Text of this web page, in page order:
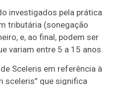
investigados pela prática
tributária (sonegação
e, ao final, podem ser
variam entre 5 a 15 anos.
Sceleris em referência à
sceleris” que significa